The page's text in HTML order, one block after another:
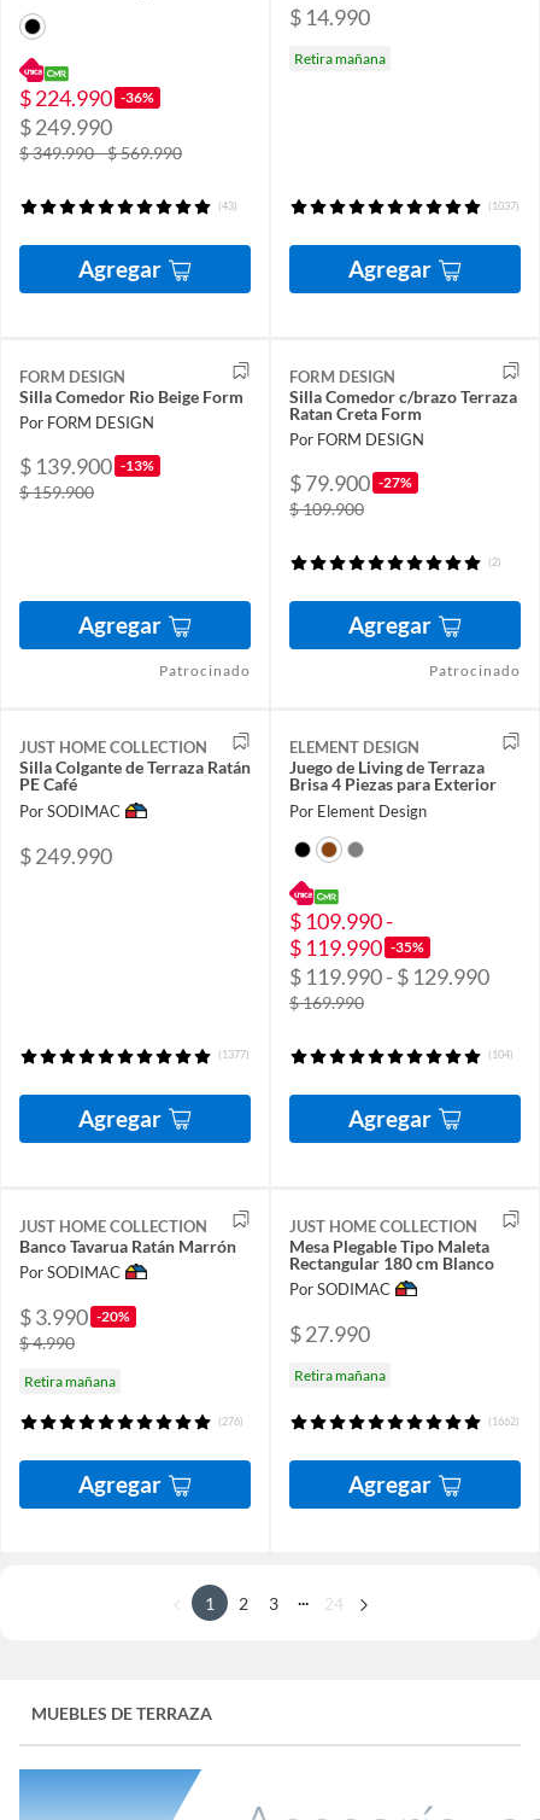
$ 224.990 -36%
$ 249.990
$ 349.990 - $ 569.990
(43)
Agregar
$ 14.990
Retira mañana
(1037)
Agregar
FORM DESIGN
Silla Comedor Rio Beige Form
Por FORM DESIGN
$ 139.900 -13%
$ 159.900
Agregar
Patrocinado
FORM DESIGN
Silla Comedor c/brazo Terraza
Ratan Creta Form
Por FORM DESIGN
$ 79.900 -27%
$ 109.900
(2)
Agregar
Patrocinado
JUST HOME COLLECTION
Silla Colgante de Terraza Ratán
PE Café
Por SODIMAC
$ 249.990
(1377)
Agregar
ELEMENT DESIGN
Juego de Living de Terraza
Brisa 4 Piezas para Exterior
Por Element Design
$ 109.990 -
$ 119.990 -35%
$ 119.990 - $ 129.990
$ 169.990
(104)
Agregar
JUST HOME COLLECTION
Banco Tavarua Ratán Marrón
Por SODIMAC
$ 3.990 -20%
$ 4.990
Retira mañana
(276)
Agregar
JUST HOME COLLECTION
Mesa Plegable Tipo Maleta
Rectangular 180 cm Blanco
Por SODIMAC
$ 27.990
Retira mañana
(1662)
Agregar
1 2 3 24
MUEBLES DE TERRAZA